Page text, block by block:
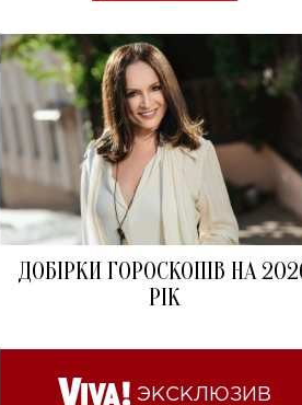
ДОБІРКИ ГОРОСКОПІВ НА
РІК
ЭКСКЛЮЗИВ